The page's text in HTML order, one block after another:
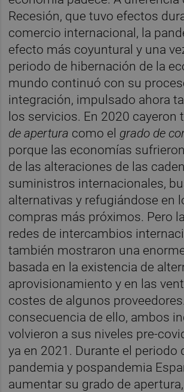
Recesión, que tuvo efectos
comercio internacional, la
efecto más coyuntural y una
periodo de hibernación de la
mundo continuó con su
integración, impulsado ahora
los servicios. En 2020 cayeron
de apertura como el grado de
porque las economías
de las alteraciones de las
suministros internacionales,
alternativas y refugiándose en
compras más próximos. Pero
redes de intercambios
también mostraron una
basada en la existencia de
aprovisionamiento y en las
costes de algunos
consecuencia de ello, ambos
volvieron a sus niveles pre-
ya en 2021. Durante el periodo
pandemia y pospandemia
aumentar su grado de apertura,